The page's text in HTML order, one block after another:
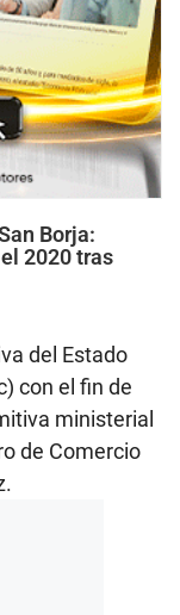
Borja:
2020 tras
del Estado
con el fin de
ministerial
de Comercio